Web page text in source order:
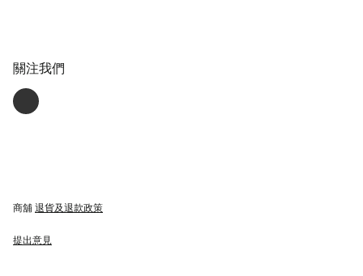
關注我們
商舖 退貨及退款政策
提出意見